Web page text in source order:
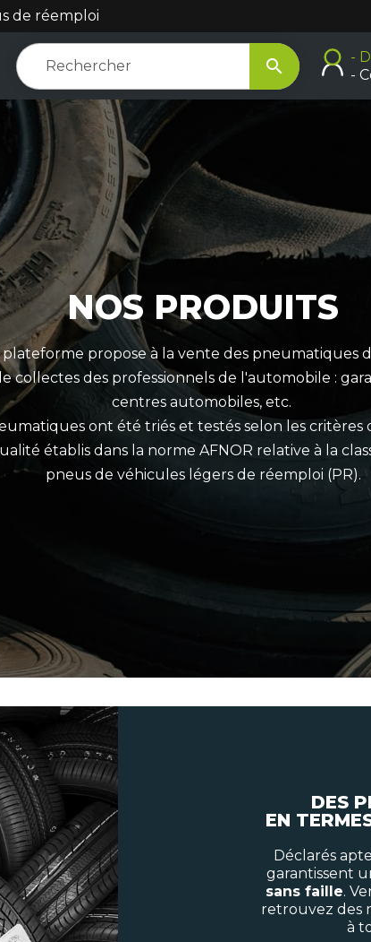
de réemploi

-
-
NOS PRODUITS
propose à la vente des pneumatiques
collectes des professionnels de l'automobile :
centres automobiles, etc.
ont été triés et testés selon les critères
établis dans la norme AFNOR relative à la
pneus de véhicules légers de réemploi (PR).
DES
EN
Déclarés
garantissent
sans faille.
retrouvez des
à